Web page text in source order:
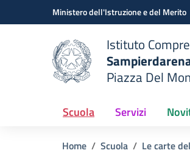
Vai ai contenuti
Vai al menu di navigazioneMinistero dell'Istruzione e del Merito
scuola
Istituto
Piazza Del
Scuola Servizi
Home Scuola Le carte